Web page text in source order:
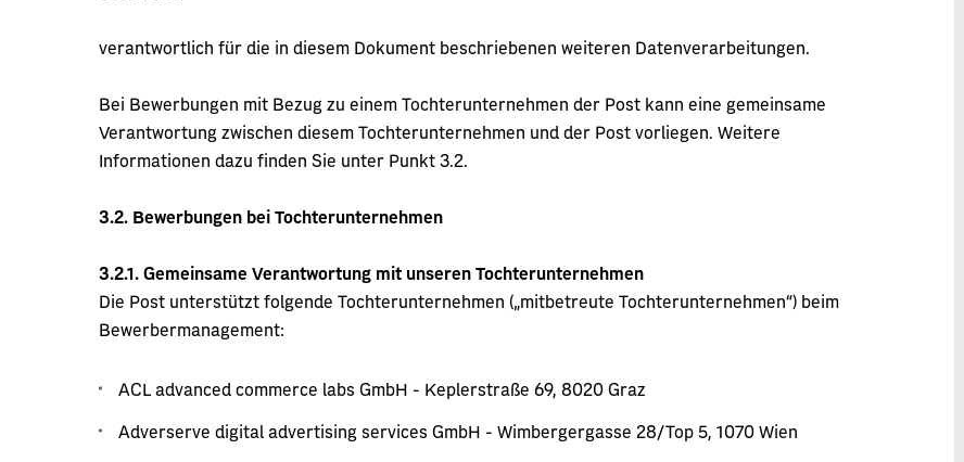
verantwortlich für die in diesem Dokument beschriebenen weiteren Datenverarbeitungen.
Bei Bewerbungen mit Bezug zu einem Tochterunternehmen der Post kann eine gemeinsame
Verantwortung zwischen diesem Tochterunternehmen und der Post vorliegen. Weitere
Informationen dazu finden Sie unter Punkt 3.2.
3.2. Bewerbungen bei Tochterunternehmen
3.2.1. Gemeinsame Verantwortung mit unseren Tochterunternehmen
Die Post unterstützt folgende Tochterunternehmen („mitbetreute Tochterunternehmen“) beim
Bewerbermanagement:
ACL advanced commerce labs GmbH - Keplerstraße 69, 8020 Graz
Adverserve digital advertising services GmbH - Wimbergergasse 28/Top 5, 1070 Wien